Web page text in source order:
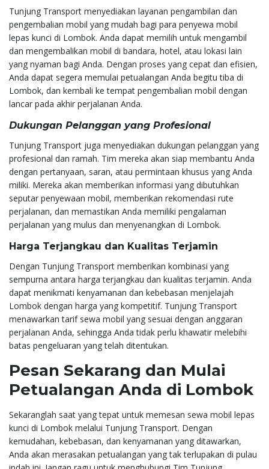
Tunjung Transport menyediakan layanan pengambilan dan
pengembalian mobil yang mudah bagi para penyewa mobil
lepas kunci di Lombok. Anda dapat memilih untuk mengambil
dan mengembalikan mobil di bandara, hotel, atau lokasi lain
yang nyaman bagi Anda. Dengan proses yang cepat dan efisien,
Anda dapat segera memulai petualangan Anda begitu tiba di
Lombok, dan kembali ke tempat pengembalian mobil dengan
lancar pada akhir perjalanan Anda.
Dukungan Pelanggan yang Profesional
Tunjung Transport juga menyediakan dukungan pelanggan yang
profesional dan ramah. Tim mereka akan siap membantu Anda
dengan pertanyaan, saran, atau permintaan khusus yang Anda
miliki. Mereka akan memberikan informasi yang dibutuhkan
seputar penyewaan mobil, memberikan rekomendasi rute
perjalanan, dan memastikan Anda memiliki pengalaman
perjalanan yang mulus dan menyenangkan di Lombok.
Harga Terjangkau dan Kualitas Terjamin
Dengan Tunjung Transport memberikan kombinasi yang
sempurna antara harga terjangkau dan kualitas terjamin. Anda
dapat menikmati kenyamanan dan kebebasan menjelajah
Lombok dengan harga yang kompetitif. Tunjung Transport
menawarkan tarif sewa mobil yang sesuai dengan anggaran
perjalanan Anda, sehingga Anda tidak perlu khawatir melebihi
batas pengeluaran yang telah ditentukan.
Pesan Sekarang dan Mulai
Petualangan Anda di Lombok
Sekaranglah saat yang tepat untuk memesan sewa mobil lepas
kunci di Lombok melalui Tunjung Transport. Dengan
kemudahan, kebebasan, dan kenyamanan yang ditawarkan,
Anda akan merasakan petualangan yang tak terlupakan di pulau